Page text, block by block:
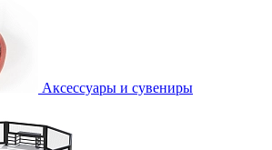
Аксессуары и сувениры